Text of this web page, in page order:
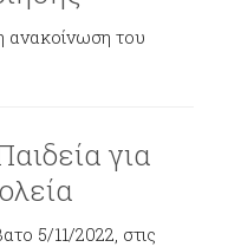
ανακοίνωση του
για
5/11/2022, στις